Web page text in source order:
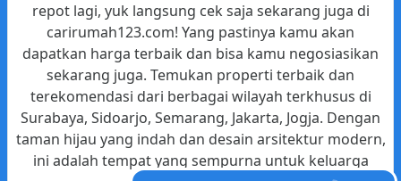
repot lagi, yuk langsung cek saja sekarang juga di
carirumah123.com! Yang pastinya kamu akan
dapatkan harga terbaik dan bisa kamu negosiasikan
sekarang juga. Temukan properti terbaik dan
terekomendasi dari berbagai wilayah terkhusus di
Surabaya, Sidoarjo, Semarang, Jakarta, Jogja. Dengan
taman hijau yang indah dan desain arsitektur modern,
ini adalah tempat yang sempurna untuk keluarga